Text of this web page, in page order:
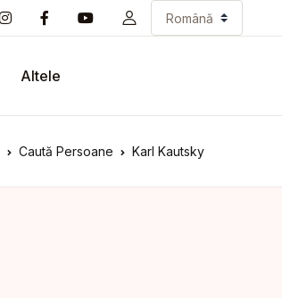
Altele
Caută Persoane Karl Kautsky